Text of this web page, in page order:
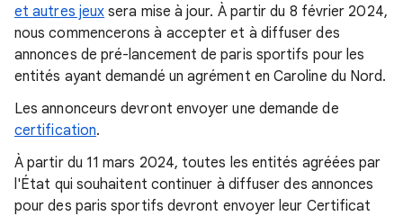
et autres jeux sera mise à jour. À partir du 8 février 2024,
nous commencerons à accepter et à diffuser des
annonces de pré-lancement de paris sportifs pour les
entités ayant demandé un agrément en Caroline du Nord.
Les annonceurs devront envoyer une demande de
certification.
À partir du 11 mars 2024, toutes les entités agréées par
l'État qui souhaitent continuer à diffuser des annonces
pour des paris sportifs devront envoyer leur Certificat